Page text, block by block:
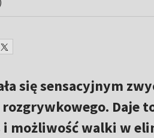
się sensacyjnym
Daje
i możliwość walki w